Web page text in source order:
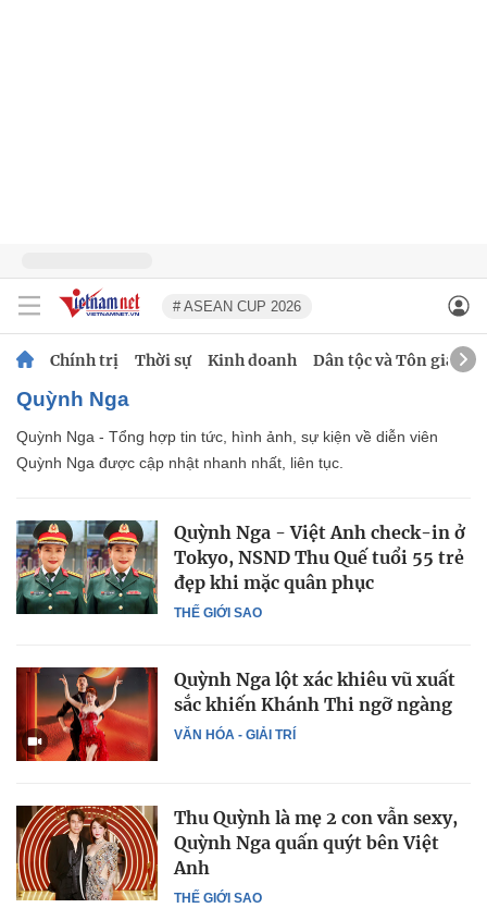
# ASEAN CUP 2026
Chính trị Thời sự Kinh doanh Dân tộc và Tôn giáo
Quỳnh Nga
Quỳnh Nga - Tổng hợp tin tức, hình ảnh, sự kiện về diễn viên
Quỳnh Nga được cập nhật nhanh nhất, liên tục.
THẾ GIỚI SAO
Quỳnh Nga - Việt Anh check-in ở
Tokyo, NSND Thu Quế tuổi 55 trẻ
đẹp khi mặc quân phục
VĂN HÓA - GIẢI TRÍ
Quỳnh Nga lột xác khiêu vũ xuất
sắc khiến Khánh Thi ngỡ ngàng
THẾ GIỚI SAO
Thu Quỳnh là mẹ 2 con vẫn sexy,
Quỳnh Nga quấn quýt bên Việt
Anh